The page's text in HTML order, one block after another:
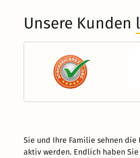
Unsere Kunden
Sie und Ihre Familie sehnen die
aktiv werden. Endlich haben